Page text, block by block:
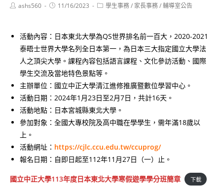
Postashs560
Post11/16/2023
Post學生事務/ 家長事務/輔導室公告
活動內容：日本東北大學為QS世界排名前一百大，2020-2021
泰晤士世界大學名列全日本第一，為日本三大指定國立大學法
人之頂尖大學。課程內容包括語言課程、文化參訪活動、國際
學生交流及當地特色景點等。
主辦單位：國立中正大學清江進修推廣暨數位學習中心。
活動日期：2024年1月23日至2月7日，共計16天。
活動地點：日本宮城縣東北大學。
參加對象：全國大專校院及高中職在學學生，需年滿18歲以
上。
活動網址： https://cjlc.ccu.edu.tw/ccuprog/
報名日期：自即日起至112年11月27日（一）止。
國立中正大學113年度日本東北大學寒假遊學學分班簡章 下載